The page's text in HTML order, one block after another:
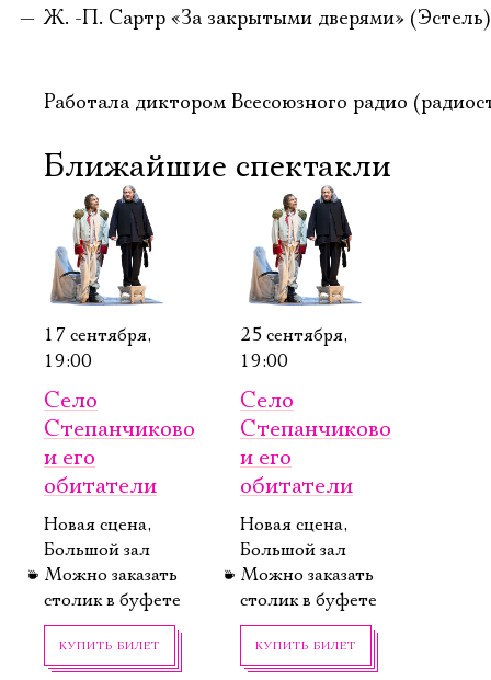
Ж. -П. Сартр «За закрытыми дверями» (Эстель)
Работала диктором Всесоюзного радио
Ближайшие спектакли
17 сентября,
19:00
Село
Степанчиково
и его
обитатели
Новая сцена,
Большой зал
Можно заказать
столик в буфете
КУПИТЬ БИЛЕТ
25 сентября,
19:00
Село
Степанчиково
и его
обитатели
Новая сцена,
Большой зал
Можно заказать
столик в буфете
КУПИТЬ БИЛЕТ
Электропочта
Имя
Ознакомиться